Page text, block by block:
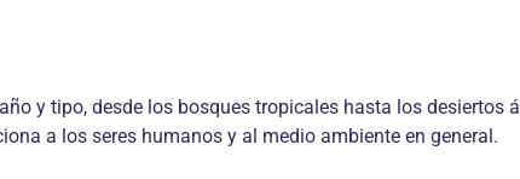
y tipo, desde los bosques tropicales hasta los
a los seres humanos y al medio ambiente en general.